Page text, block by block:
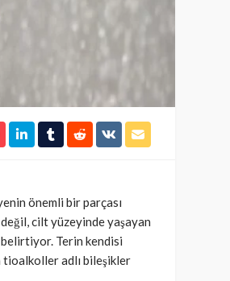
önemli bir parçası
cilt yüzeyinde yaşayan
Terin kendisi
tioalkoller adlı bileşikler